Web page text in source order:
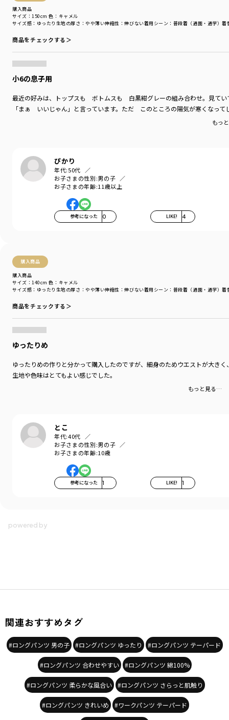
購入商品
サイズ感 ：ゆったり 生地の厚さ ：やや薄い伸縮性 ：伸びない着用シーン ：普段着（通園・通学）着
サイズ：150cm 色：キャメル
商品をチェックする＞
小6の息子用
最近の好みは、トップスも ボトムスも 白黒紺グレーの組み合わせ。見て
「まぁ いいじゃん」と言っています。ただ このところの陽気が寒くなっ
もっ
ぴかり
年代:50代
お子さまの性別:男の子
お子さまの年齢:11歳以上
参考になった 0 LIKE! 4
購入商品
購入商品
サイズ感 ：ゆったり 生地の厚さ ：やや薄い伸縮性 ：伸びない着用シーン ：普段着（通園・通学）着
サイズ：140cm 色：キャメル
商品をチェックする＞
ゆったりめ
ゆったりめの作りと分かって購入したのですが、細身のためウエストが大き
生地や色味はとてもよい感じでした。
もっと見る…
とこ
年代:40代
お子さまの性別:男の子
お子さまの年齢:10歳
参考になった 1 LIKE! 1
関連おすすめタグ
#ロングパンツ 男の子 #ロングパンツ ゆったり #ロングパンツ テーパード
#ロングパンツ 合わせやすい #ロングパンツ 綿100%
#ロングパンツ 柔らかな風合い #ロングパンツ さらっと肌触り
#ロングパンツ きれいめ #ワークパンツ テーパード